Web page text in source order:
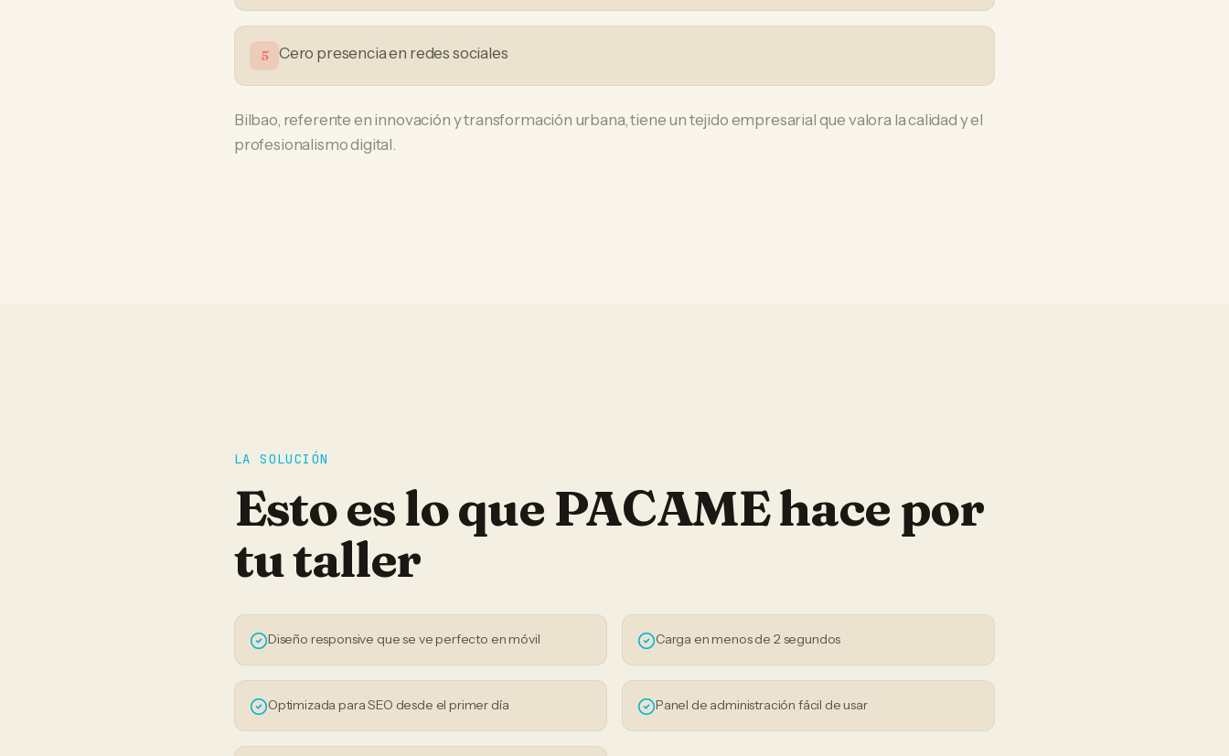
5 Cero presencia en redes sociales
Bilbao, referente en innovación y transformación urbana, tiene un tejido empresarial que valora la calidad y el
profesionalismo digital.
LA SOLUCIÓN
Esto es lo que PACAME hace por
tutaller
Diseño responsive que se ve perfecto en móvil Carga en menos de 2 segundos
Optimizada para SEO desde el primer día Panel de administración fácil de usar